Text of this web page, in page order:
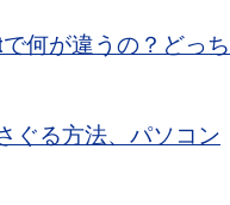
何が違うの？どっち
ぐる方法、パソコン